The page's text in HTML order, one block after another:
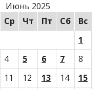
Июнь 2025
Ср Чт Пт Сб
Вс
1
4 5 6 7
8
11 12 13 14
15